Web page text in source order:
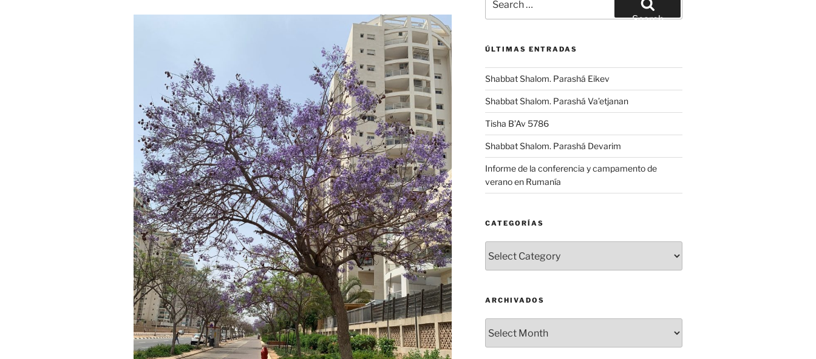
for:
Search
ÚLTIMAS ENTRADAS
Shabbat Shalom. Parashá Eikev
Shabbat Shalom. Parashá Va’etjanan
Tisha B’Av 5786
Shabbat Shalom. Parashá Devarim
Informe de la conferencia y campamento de
verano en Rumanía
CATEGORÍAS
ARCHIVADOS